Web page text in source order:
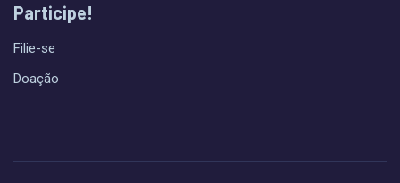
Participe!
Filie-se
Doação